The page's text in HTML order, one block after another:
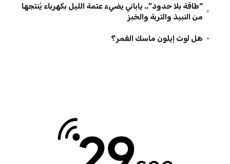
“طاقة بلا حدود”.. ياباني يضيء عتمة الليل بكهرباء يُنتجها
من النبيذ والتربة والخبز
هل لوث إيلون ماسك القمر؟